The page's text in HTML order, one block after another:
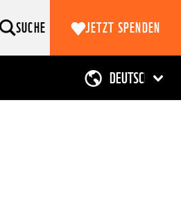
SUCHE JETZT SPENDEN